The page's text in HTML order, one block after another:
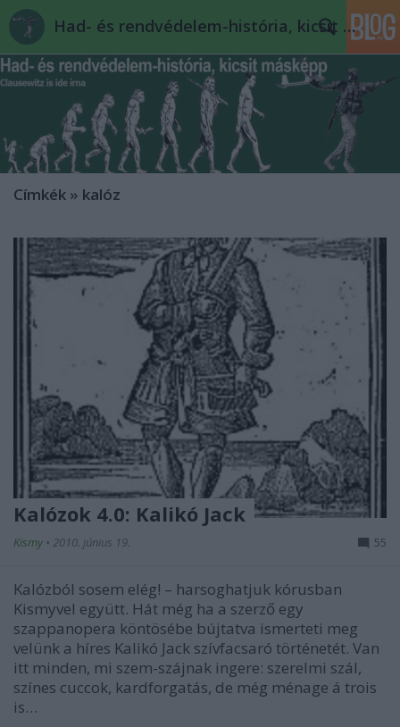
Had- és rendvédelem-história, kicsit másképp
Címkék » kalóz
Kalózok 4.0: Kalikó Jack
Kismy • 2010. június 19. 55
Kalózból sosem elég! – harsoghatjuk kórusban
Kismyvel együtt. Hát még ha a szerző egy
szappanopera köntösébe bújtatva ismerteti meg
velünk a híres Kalikó Jack szívfacsaró történetét. Van
itt minden, mi szem-szájnak ingere: szerelmi szál,
színes cuccok, kardforgatás, de még ménage á trois
is…